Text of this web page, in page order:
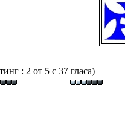
: 2 от 5 с 37 гласа)